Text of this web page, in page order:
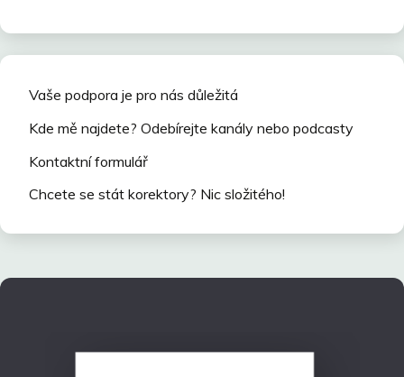
Vaše podpora je pro nás důležitá
Kde mě najdete? Odebírejte kanály nebo podcasty
Kontaktní formulář
Chcete se stát korektory? Nic složitého!